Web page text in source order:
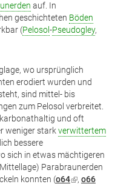
extern) auf. In
geschichteten Böden
(Pelosol-Pseudogley,
wo ursprünglich
erodiert wurden und
sind mittel- bis
zum Pelosol verbreitet.
und oft
weniger starkverwittertem
bessere
sich in etwas mächtigeren
Parabraunerden
konnten (o64(Link
, o66